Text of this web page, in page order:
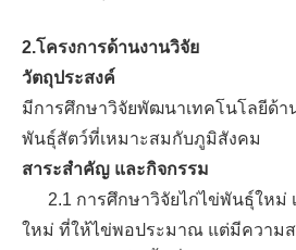
2.โครงการด้านงานวิจัย
วัตถุประสงค์
มีการศึกษาวิจัยพัฒนาเทคโนโลยีด้า
พันธุ์สัตว์ที่เหมาะสมกับภูมิสังคม
สาระสำคัญ และกิจกรรม
2.1 การศึกษาวิจัยไก่ไข่พันธุ์ใหม่
ใหม่ ที่ให้ไข่พอประมาณ แต่มีความส